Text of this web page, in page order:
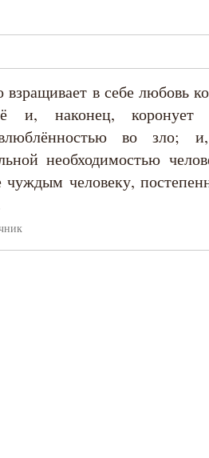
взращивает в себе любовь
и, наконец, коронует
влюблённостью во зло;
необходимостью
чуждым человеку,